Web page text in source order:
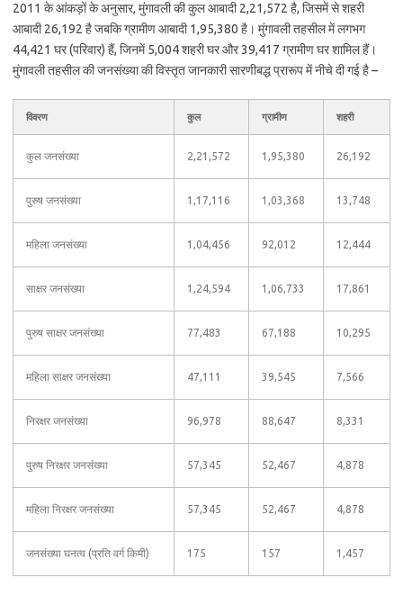
2011 के आंकड़ों के अनुसार, मुंगावली की कुल आबादी 2,21,572 है, जिसमें से शहरी
आबादी 26,192 है जबकि ग्रामीण आबादी 1,95,380 है। मुंगावली तहसील में लगभग
44,421 घर (परिवार) हैं, जिनमें 5,004 शहरी घर और 39,417 ग्रामीण घर शामिल हैं।
मुंगावली तहसील की जनसंख्या की विस्तृत जानकारी सारणीबद्ध प्रारूप में नीचे दी गई है –
विवरण कुल ग्रामीण शहरी
कुल जनसंख्या 2,21,572 1,95,380 26,192
पुरुष जनसंख्या 1,17,116 1,03,368 13,748
महिला जनसंख्या 1,04,456 92,012 12,444
साक्षर जनसंख्या 1,24,594 1,06,733 17,861
पुरुष साक्षर जनसंख्या 77,483 67,188 10,295
महिला साक्षर जनसंख्या 47,111 39,545 7,566
निरक्षर जनसंख्या 96,978 88,647 8,331
पुरुष निरक्षर जनसंख्या 57,345 52,467 4,878
महिला निरक्षर जनसंख्या 57,345 52,467 4,878
जनसंख्या घनत्व (प्रति वर्ग किमी) 175 157 1,457